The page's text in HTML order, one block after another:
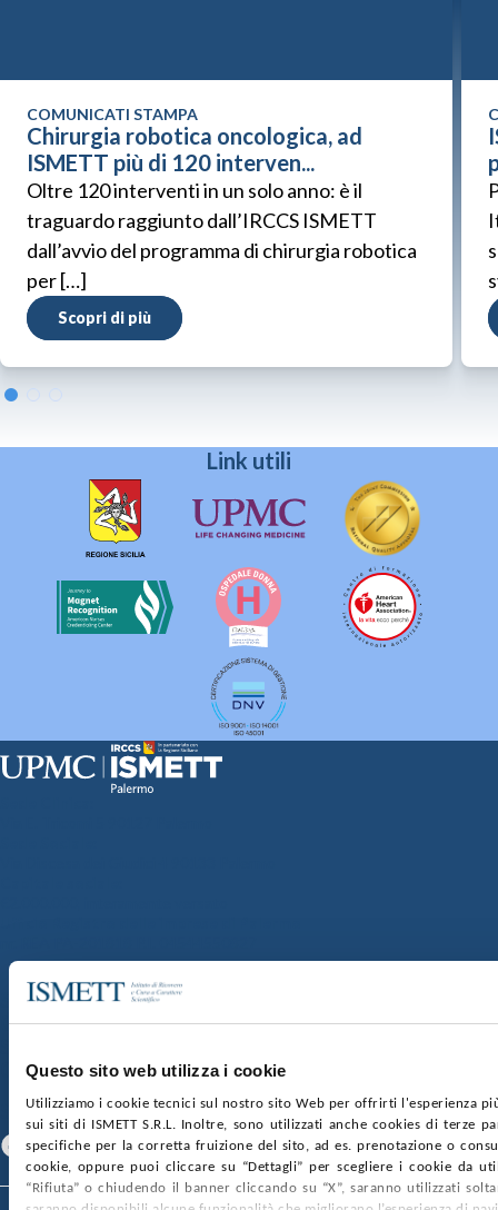
Questo sito web utilizza i cookie
Utilizziamo i cookie tecnici sul nostro sito Web per offrirti l'esperienza
sui siti di ISMETT S.R.L. Inoltre, sono utilizzati anche cookies di terze
specifiche per la corretta fruizione del sito, ad es. prenotazione o
cookie, oppure puoi cliccare su “Dettagli” per scegliere i cookie da
“Rifiuta” o chiudendo il banner cliccando su “X”, saranno utilizzati
COMUNICATI STAMPA
Chirurgia robotica oncologica, ad
ISMETT più di 120 interven...
Oltre 120 interventi in un solo anno: è il
traguardo raggiunto dall’IRCCS ISMETT
dall’avvio del programma di chirurgia robotica
per […]
Scopri di più
Link utili
SOCIETÀ TRASPARENTE
GARE E CONTRATTIPRIVACYCOOKIE POLICY
CONTATTI
SEGUICI SU
Facebook Linkedin Youtube